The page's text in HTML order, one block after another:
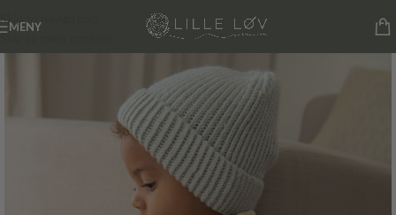
Skip to navigation
Skip to main content
MENY